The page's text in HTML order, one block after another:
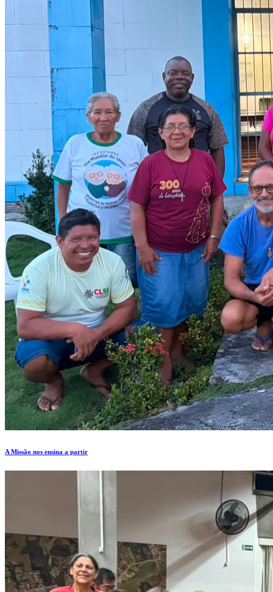
A Missão nos ensina a partir